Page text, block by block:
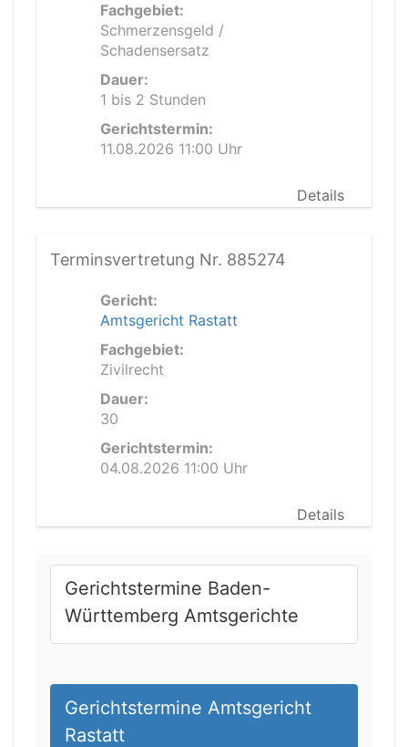
Fachgebiet:
Schmerzensgeld /
Schadensersatz
Dauer:
1 bis 2 Stunden
Gerichtstermin:
11.08.2026 11:00 Uhr
Details
Terminsvertretung Nr. 885274
Gericht:
Amtsgericht Rastatt
Fachgebiet:
Zivilrecht
Dauer:
30
Gerichtstermin:
04.08.2026 11:00 Uhr
Details
Gerichtstermine Baden-
Württemberg Amtsgerichte
Gerichtstermine Amtsgericht
Rastatt